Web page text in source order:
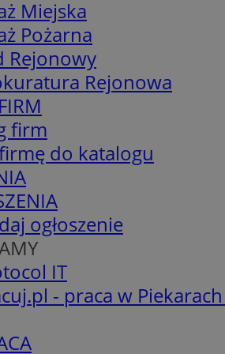
Miejska
Pożarna
Rejonowy
Rejonowa
firm
do katalogu
ogłoszenie
IT
- praca w